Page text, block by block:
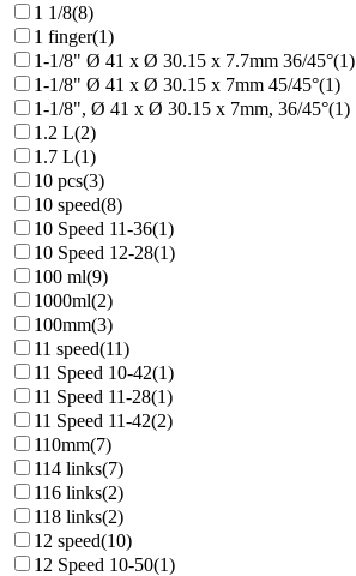
1 1/8(8)
1 finger(1)
1-1/8" Ø 41 x Ø 30.15 x 7.7mm 36/45°(1)
1-1/8" Ø 41 x Ø 30.15 x 7mm 45/45°(1)
1-1/8", Ø 41 x Ø 30.15 x 7mm, 36/45°(1)
1.2 L(2)
1.7 L(1)
10 pcs(3)
10 speed(8)
10 Speed 11-36(1)
10 Speed 12-28(1)
100 ml(9)
1000ml(2)
100mm(3)
11 speed(11)
11 Speed 10-42(1)
11 Speed 11-28(1)
11 Speed 11-42(2)
110mm(7)
114 links(7)
116 links(2)
118 links(2)
12 speed(10)
12 Speed 10-50(1)